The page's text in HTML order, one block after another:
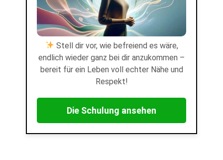
Stell dir vor, wie befreiend es wäre,
endlich wieder ganz bei dir anzukommen –
bereit für ein Leben voll echter Nähe und
Respekt!
Die Schulung ansehen